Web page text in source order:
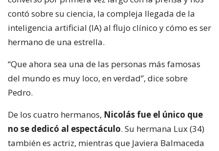
contó sobre su ciencia, la compleja llegada de la
inteligencia artificial (IA) al flujo clínico y cómo es ser
hermano de una estrella.
“Que ahora sea una de las personas más famosas
del mundo es muy loco, en verdad”, dice sobre
Pedro.
De los cuatro hermanos, Nicolás fue el único que
no se dedicó al espectáculo. Su hermana Lux (34)
también es actriz, mientras que Javiera Balmaceda